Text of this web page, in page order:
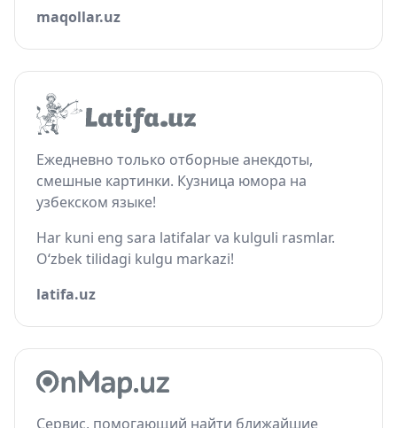
maqollar.uz
Ежедневно только отборные анекдоты,
смешные картинки. Кузница юмора на
узбекском языке!
Har kuni eng sara latifalar va kulguli rasmlar.
O‘zbek tilidagi kulgu markazi!
latifa.uz
Сервис, помогающий найти ближайшие